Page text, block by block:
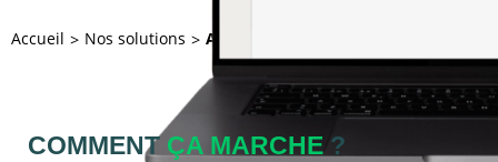
Accueil Nos solutions Agrume CSE
COMMENT ÇA MARCHE ?